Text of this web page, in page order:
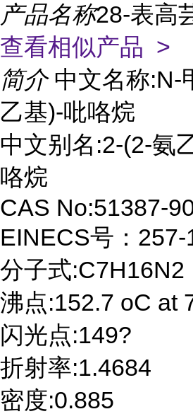
产品名称28-表高
查看相似产品 >
简介 中文名称:N-
乙基)-吡咯烷
中文别名:2-(2-氨
咯烷
CAS No:51387-
EINECS号：257-
分子式:C7H16N2
沸点:152.7 oC at
闪光点:149?
折射率:1.4684
密度:0.885